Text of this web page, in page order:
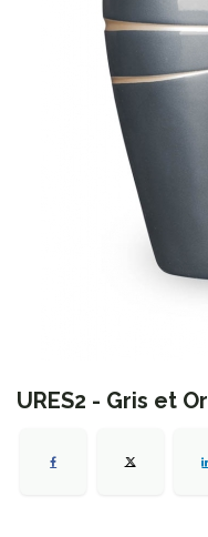
URES2 - Gris et Or